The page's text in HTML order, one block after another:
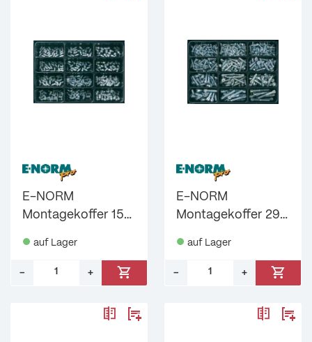
E-NORM
Montagekoffer 15
verzinkt E-
NORMpro
auf Lager
–
+
E-NORM
Montagekoffer 29
E-NORMpro
auf Lager
–
+